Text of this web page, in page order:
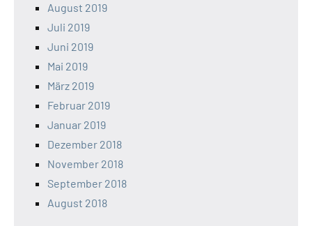
August 2019
Juli 2019
Juni 2019
Mai 2019
März 2019
Februar 2019
Januar 2019
Dezember 2018
November 2018
September 2018
August 2018